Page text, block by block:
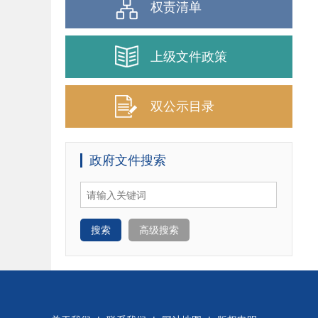
权责清单
上级文件政策
双公示目录
政府文件搜索
搜索 高级搜索